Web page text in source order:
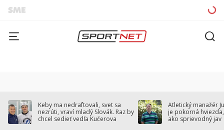
Keby ma nedraftovali, svet sa
nezrúti, vraví mladý Slovák. Raz by
chcel sedieť vedľa Kučerova
Atletický manažér
je pokorná
ako sprievodný jav